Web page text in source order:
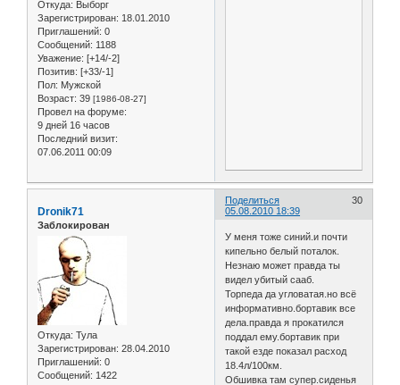
Откуда: Выборг
Зарегистрирован: 18.01.2010
Приглашений: 0
Сообщений: 1188
Уважение: [+14/-2]
Позитив: [+33/-1]
Пол: Мужской
Возраст: 39 [1986-08-27]
Провел на форуме:
9 дней 16 часов
Последний визит:
07.06.2011 00:09
Поделиться
30
05.08.2010 18:39
Dronik71
Заблокирован
Откуда: Тула
Зарегистрирован: 28.04.2010
Приглашений: 0
Сообщений: 1422
У меня тоже синий.и почти
кипельно белый поталок.
Незнаю может правда ты
видел убитый сааб.
Торпеда да угловатая.но всё
информативно.бортавик все
дела.правда я прокатился
поддал ему.бортавик при
такой езде показал расход
18.4л/100км.
Обшивка там супер.сиденья